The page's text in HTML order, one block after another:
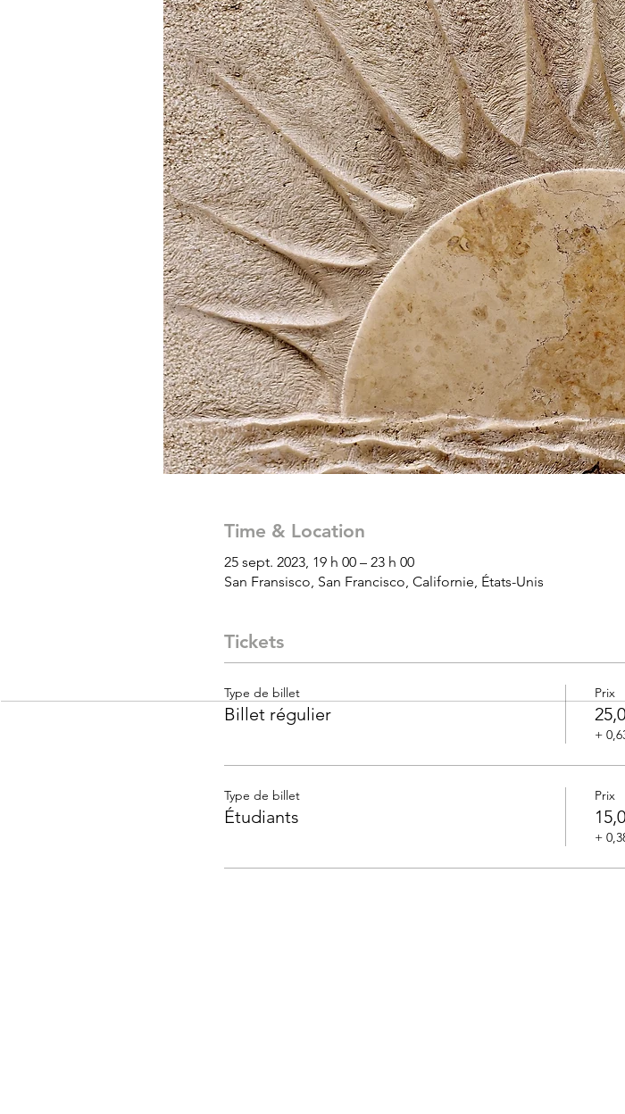
Time & Location
25 sept. 2023, 19 h 00 – 23 h 00
San Fransisco, San Francisco, Californie, États-Unis
Tickets
Type de billet
Billet régulier
Prix
+
Type de billet
Étudiants
Prix
+